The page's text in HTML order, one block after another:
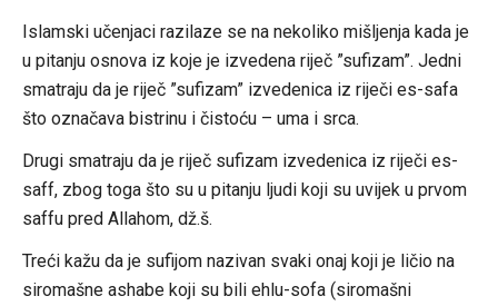
Islamski učenjaci razilaze se na nekoliko mišljenja kada je
u pitanju osnova iz koje je izvedena riječ ”sufizam”. Jedni
smatraju da je riječ ”sufizam” izvedenica iz riječi es-safa
što označava bistrinu i čistoću – uma i srca.
Drugi smatraju da je riječ sufizam izvedenica iz riječi es-
saff, zbog toga što su u pitanju ljudi koji su uvijek u prvom
saffu pred Allahom, dž.š.
Treći kažu da je sufijom nazivan svaki onaj koji je ličio na
siromašne ashabe koji su bili ehlu-sofa (siromašni